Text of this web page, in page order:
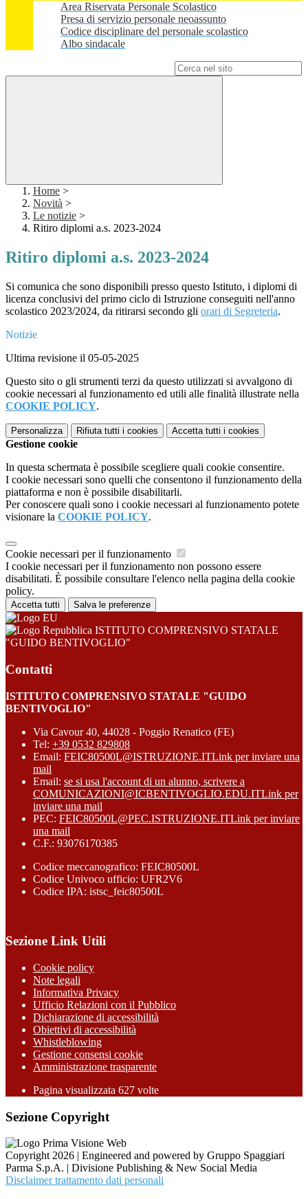
Area Riservata Personale Scolastico
Presa di servizio personale neoassunto
Codice disciplinare del personale scolastico
Albo sindacale
Home >
Novità >
Le notizie >
Ritiro diplomi a.s. 2023-2024
Ritiro diplomi a.s. 2023-2024
Si comunica che sono disponibili presso questo Istituto, i diplomi di
licenza conclusivi del primo ciclo di Istruzione conseguiti nell'anno
scolastico 2023/2024, da ritirarsi secondo gli orari di Segreteria.
Notizie
Ultima revisione il 05-05-2025
Questo sito o gli strumenti terzi da questo utilizzati si avvalgono di
cookie necessari al funzionamento ed utili alle finalità illustrate nella
COOKIE POLICY.
Personalizza Rifiuta tutti i cookies Accetta tutti i cookies
Gestione cookie
In questa schermata è possibile scegliere quali cookie consentire.
I cookie necessari sono quelli che consentono il funzionamento della
piattaforma e non è possibile disabilitarli.
Per conoscere quali sono i cookie necessari al funzionamento potete
visionare la COOKIE POLICY.
Cookie necessari per il funzionamento
I cookie necessari per il funzionamento non possono essere
disabilitati. È possibile consultare l'elenco nella pagina della cookie
policy.
Accetta tutti Salva le preferenze
ISTITUTO COMPRENSIVO STATALE
"GUIDO BENTIVOGLIO"
Contatti
ISTITUTO COMPRENSIVO STATALE "GUIDO
BENTIVOGLIO"
Via Cavour 40, 44028 - Poggio Renatico (FE)
Tel: +39 0532 829808
Email: FEIC80500L@ISTRUZIONE.ITLink per inviare una
mail
Email: se si usa l'account di un alunno, scrivere a
COMUNICAZIONI@ICBENTIVOGLIO.EDU.ITLink per
inviare una mail
PEC: FEIC80500L@PEC.ISTRUZIONE.ITLink per inviare
una mail
C.F.: 93076170385
Codice meccanografico: FEIC80500L
Codice Univoco ufficio: UFR2V6
Codice IPA: istsc_feic80500L
Sezione Link Utili
Cookie policy
Note legali
Informativa Privacy
Ufficio Relazioni con il Pubblico
Dichiarazione di accessibilità
Obiettivi di accessibilità
Whistleblowing
Gestione consensi cookie
Amministrazione trasparente
Pagina visualizzata 627 volte
Sezione Copyright
Copyright 2026 | Engineered and powered by Gruppo Spaggiari
Parma S.p.A. | Divisione Publishing & New Social Media
Disclaimer trattamento dati personali